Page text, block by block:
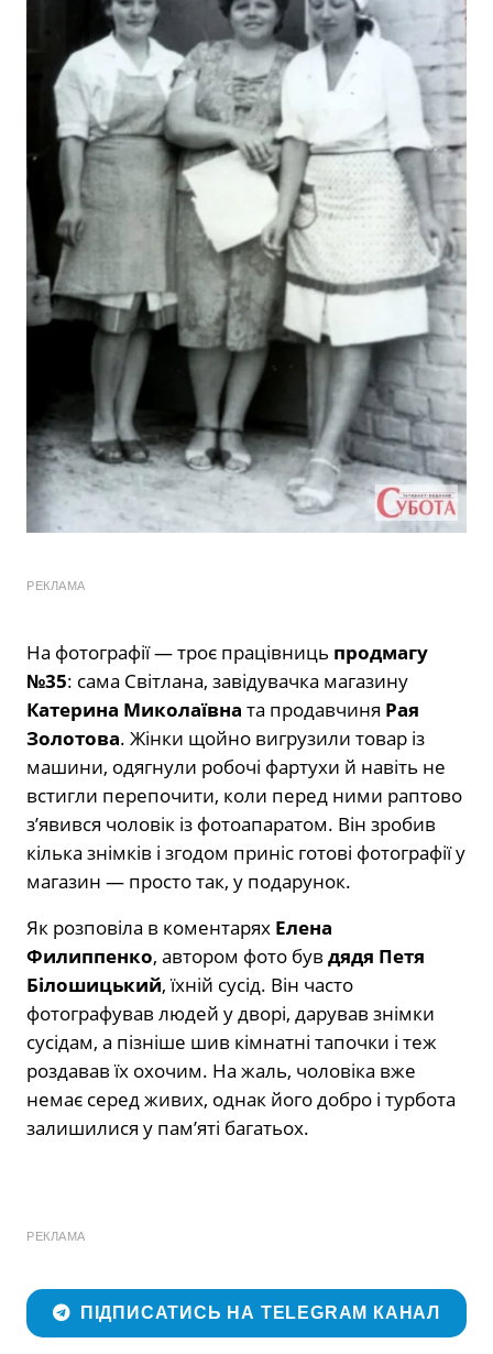
РЕКЛАМА
На фотографії — троє працівниць продмагу
№35: сама Світлана, завідувачка магазину
Катерина Миколаївна та продавчиня Рая
Золотова. Жінки щойно вигрузили товар із
машини, одягнули робочі фартухи й навіть не
встигли перепочити, коли перед ними раптово
з’явився чоловік із фотоапаратом. Він зробив
кілька знімків і згодом приніс готові фотографії у
магазин — просто так, у подарунок.
Як розповіла в коментарях Елена
Филиппенко, автором фото був дядя Петя
Білошицький, їхній сусід. Він часто
фотографував людей у дворі, дарував знімки
сусідам, а пізніше шив кімнатні тапочки і теж
роздавав їх охочим. На жаль, чоловіка вже
немає серед живих, однак його добро і турбота
залишилися у пам’яті багатьох.
РЕКЛАМА
ПІДПИСАТИСЬ НА TELEGRAM КАНАЛ